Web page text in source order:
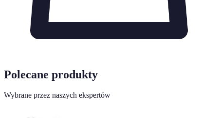
Polecane produkty
Wybrane przez naszych ekspertów